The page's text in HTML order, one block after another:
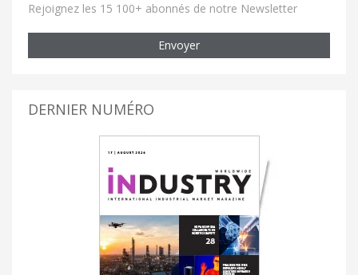
Rejoignez les 15 100+ abonnés de notre Newsletter
Envoyer
DERNIER NUMÉRO